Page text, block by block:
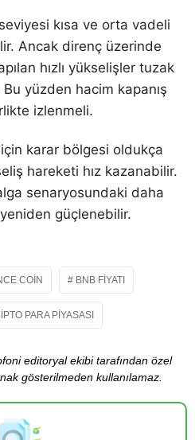
kısa ve orta vadeli
Ancak direnç üzerinde
hızlı yükselişler tuzak
yüzden hacim kapanış
izlenmeli.
karar bölgesi oldukça
hareketi hız kazanabilir.
senaryosundaki daha
güçlenebilir.
COIN BNB FIYATI
PARA PIYASASI
editoryal ekibi tarafından özel
gösterilmeden kullanılamaz.